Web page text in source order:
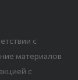
с
материалов
с